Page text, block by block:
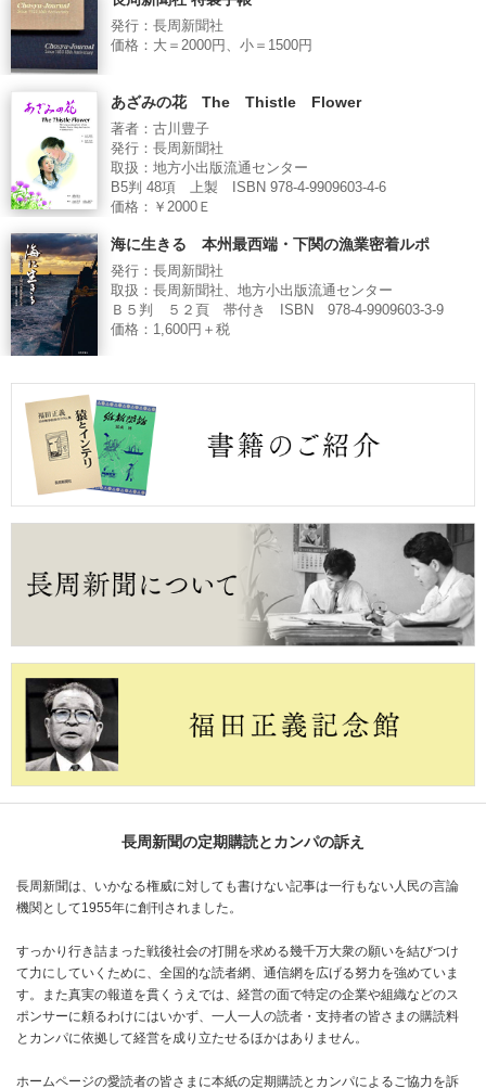
発行：長周新聞社
価格：大＝2000円、小＝1500円
あざみの花 The Thistle Flower
著者：古川豊子
発行：長周新聞社
取扱：地方小出版流通センター
B5判 48項 上製 ISBN 978-4-9909603-4-6
価格：￥2000Ｅ
海に生きる 本州最西端・下関の漁業密着ルポ
発行：長周新聞社
取扱：長周新聞社、地方小出版流通センター
Ｂ５判 ５２頁 帯付き ISBN 978-4-9909603-3-9
価格：1,600円＋税
長周新聞の定期購読とカンパの訴え
長周新聞は、いかなる権威に対しても書けない記事は一行もない人民の言論
機関として1955年に創刊されました。
すっかり行き詰まった戦後社会の打開を求める幾千万大衆の願いを結びつけ
て力にしていくために、全国的な読者網、通信網を広げる努力を強めていま
す。また真実の報道を貫くうえでは、経営の面で特定の企業や組織などのス
ポンサーに頼るわけにはいかず、一人一人の読者・支持者の皆さまの購読料
とカンパに依拠して経営を成り立たせるほかはありません。
ホームページの愛読者の皆さまに本紙の定期購読とカンパによるご協力を訴